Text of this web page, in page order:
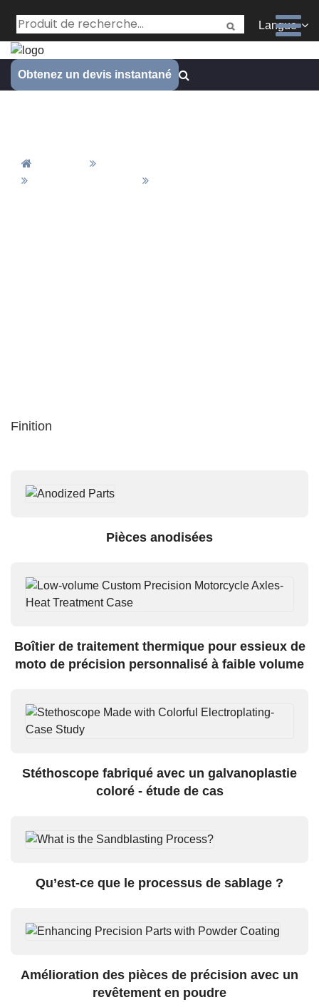
Langue
Obtenez un devis instantané
Finition
Pièces anodisées
Boîtier de traitement thermique pour essieux de
moto de précision personnalisé à faible volume
Stéthoscope fabriqué avec un galvanoplastie
coloré - étude de cas
Qu’est-ce que le processus de sablage ?
Amélioration des pièces de précision avec un
revêtement en poudre